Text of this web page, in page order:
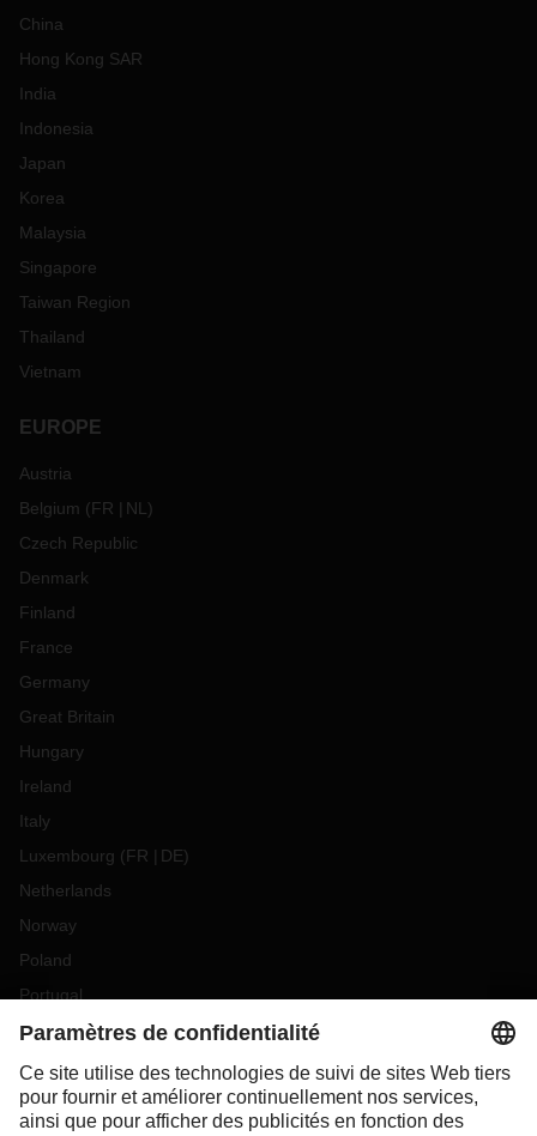
China
Hong Kong SAR
India
Indonesia
Japan
Korea
Malaysia
Singapore
Taiwan Region
Thailand
Vietnam
EUROPE
Austria
Belgium (FR NL )
Czech Republic
Denmark
Finland
France
Germany
Great Britain
Hungary
Ireland
Italy
Luxembourg (FR DE)
Netherlands
Norway
Poland
Portugal
Romania
Slovakia
Spain